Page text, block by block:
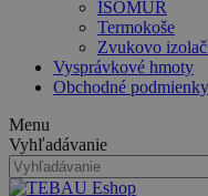
ISOMUR
Termokoše
Zvukovo
Vysprávkové hmoty
Obchodné podmienky
Menu
Vyhľadávanie